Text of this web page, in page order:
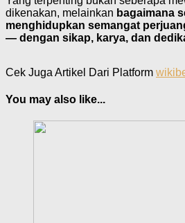
dikenakan, melainkan bagaimana
menghidupkan semangat
— dengan sikap, karya, dan
Cek Juga Artikel Dari Platform
You may also like...